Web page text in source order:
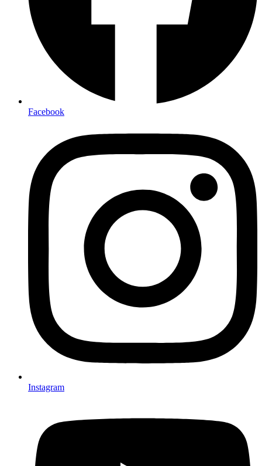
Facebook
Instagram